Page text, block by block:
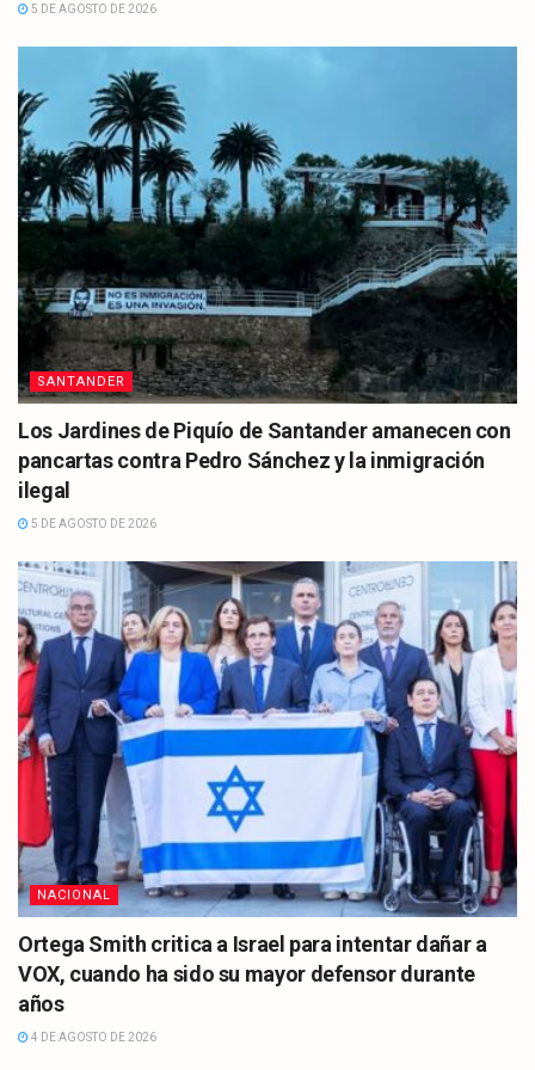
5 DE AGOSTO DE 2026
SANTANDER
Los Jardines de Piquío de Santander amanecen con
pancartas contra Pedro Sánchez y la inmigración
ilegal
5 DE AGOSTO DE 2026
NACIONAL
Ortega Smith critica a Israel para intentar dañar a
VOX, cuando ha sido su mayor defensor durante
años
4 DE AGOSTO DE 2026